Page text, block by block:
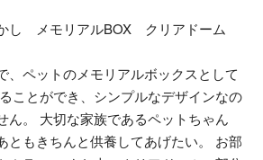
し メモリアルBOX クリアドーム
、ペットのメモリアルボックスとして
ことができ、シンプルなデザインなの
ん。 大切な家族であるペットちゃん
ともきちんと供養してあげたい。 お部